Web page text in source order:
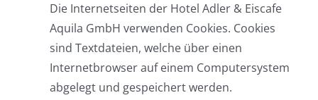
Die Internetseiten der Hotel Adler & Eiscafe
Aquila GmbH verwenden Cookies. Cookies
sind Textdateien, welche über einen
Internetbrowser auf einem Computersystem
abgelegt und gespeichert werden.